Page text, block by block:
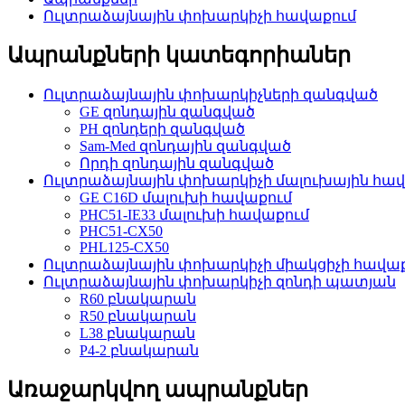
Ուլտրաձայնային փոխարկիչի հավաքում
Ապրանքների կատեգորիաներ
Ուլտրաձայնային փոխարկիչների զանգված
GE զոնդային զանգված
PH զոնդերի զանգված
Sam-Med զոնդային զանգված
Որդի զոնդային զանգված
Ուլտրաձայնային փոխարկիչի մալուխային
GE C16D մալուխի հավաքում
PHC51-IE33 մալուխի հավաքում
PHC51-CX50
PHL125-CX50
Ուլտրաձայնային փոխարկիչի միակցիչի
Ուլտրաձայնային փոխարկիչի զոնդի պատյան
R60 բնակարան
R50 բնակարան
L38 բնակարան
P4-2 բնակարան
Առաջարկվող ապրանքներ